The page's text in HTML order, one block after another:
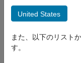
mxGetClassName (C)
C 構文
classdef
C 構文
United States
また、以下のリスト
す。